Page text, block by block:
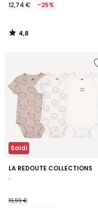
12,74 € -25%
4,8
/
Saldi
LA REDOUTE COLLECTIONS
.
19,99 €
5